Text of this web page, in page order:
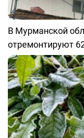
В Мурманской
отремонтируют